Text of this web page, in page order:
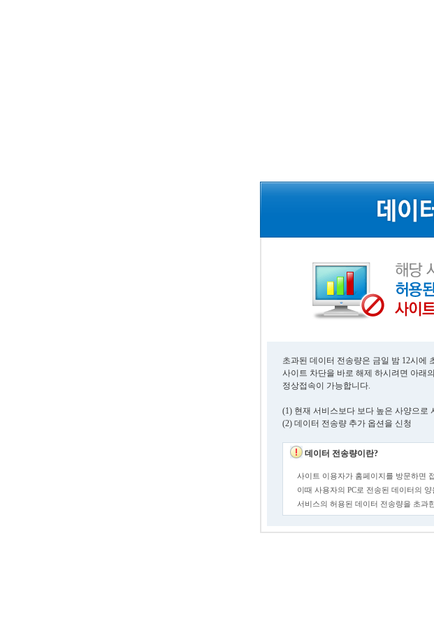
초과된 데이터 전송량은 금일 밤 12시에
사이트 차단을 바로 해제 하시려면 아래
정상접속이 가능합니다.
(1) 현재 서비스보다 보다 높은 사양으로
(2) 데이터 전송량 추가 옵션을 신청
데이터 전송량이란?
사이트 이용자가 홈페이지를 방문하면
이때 사용자의 PC로 전송된 데이터의
서비스의 허용된 데이터 전송량을 초과